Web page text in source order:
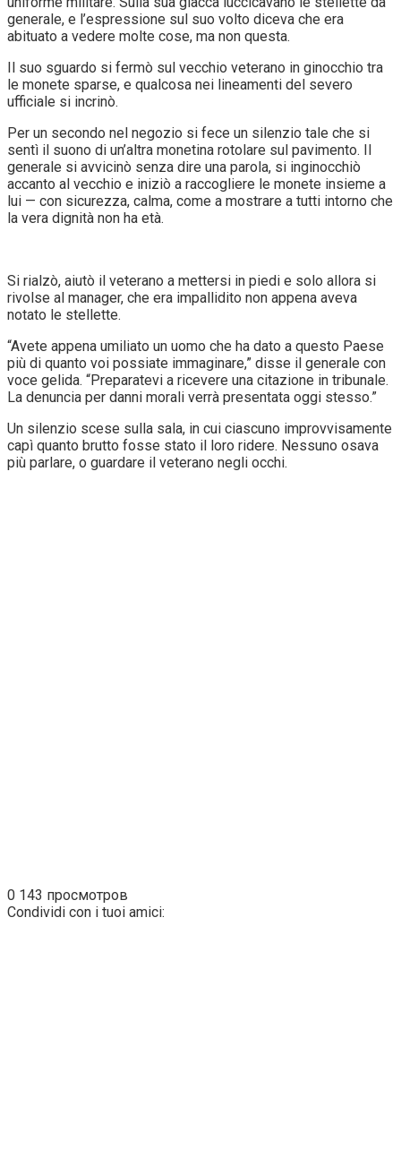
generale, e l’espressione sul suo volto diceva che era
abituato a vedere molte cose, ma non questa.
Il suo sguardo si fermò sul vecchio veterano in ginocchio tra
le monete sparse, e qualcosa nei lineamenti del severo
ufficiale si incrinò.
Per un secondo nel negozio si fece un silenzio tale che si
sentì il suono di un’altra monetina rotolare sul pavimento. Il
generale si avvicinò senza dire una parola, si inginocchiò
accanto al vecchio e iniziò a raccogliere le monete insieme a
lui — con sicurezza, calma, come a mostrare a tutti intorno che
la vera dignità non ha età.
Si rialzò, aiutò il veterano a mettersi in piedi e solo allora si
rivolse al manager, che era impallidito non appena aveva
notato le stellette.
“Avete appena umiliato un uomo che ha dato a questo Paese
più di quanto voi possiate immaginare,” disse il generale con
voce gelida. “Preparatevi a ricevere una citazione in tribunale.
La denuncia per danni morali verrà presentata oggi stesso.”
Un silenzio scese sulla sala, in cui ciascuno improvvisamente
capì quanto brutto fosse stato il loro ridere. Nessuno osava
più parlare, o guardare il veterano negli occhi.
0 143 просмотров
Condividi con i tuoi amici: